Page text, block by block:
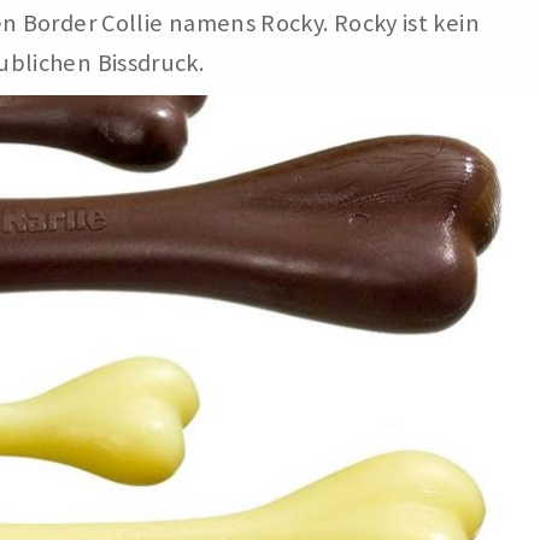
Collie namens Rocky. Rocky ist kein
Bissdruck.